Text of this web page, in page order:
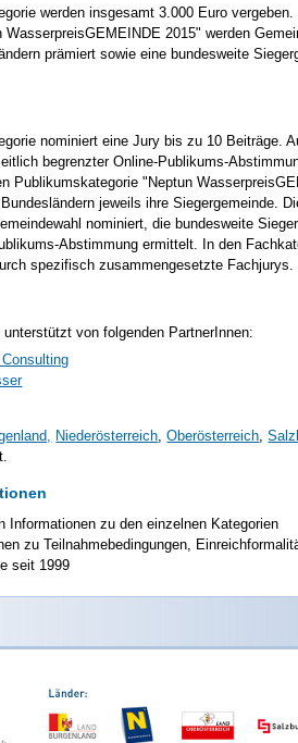
werden insgesamt 3.000 Euro vergeben.
2015" werden
prämiert sowie eine bundesweite
nominiert eine Jury bis zu 10 Beiträge.
begrenzter Online-Publikums-
Publikumskategorie "Neptun
jeweils ihre Siegergemeinde.
nominiert, die bundesweite
Abstimmung ermittelt. In den
spezifisch zusammengesetzte Fachjurys.
von folgenden PartnerInnen:
Niederösterreich,Oberösterreich,
Informationen zu den einzelnen Kategorien
zu Teilnahmebedingungen,
seit 1999